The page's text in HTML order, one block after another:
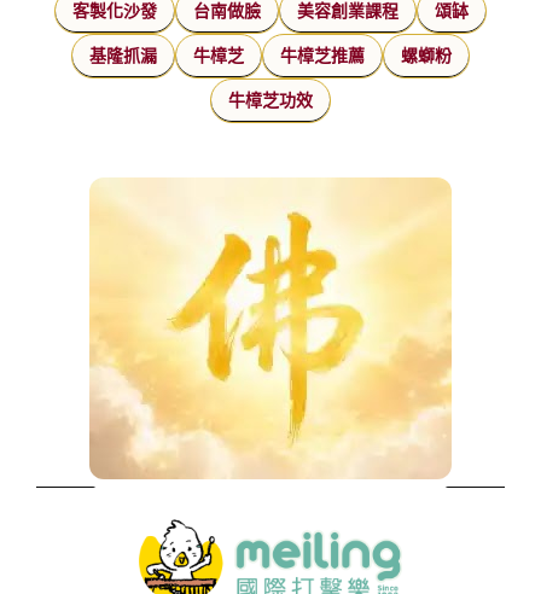
客製化沙發 台南做臉 美容創業課程 頌缽
基隆抓漏 牛樟芝 牛樟芝推薦 螺螄粉
牛樟芝功效